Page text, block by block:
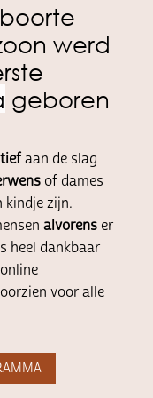
werd
geboren
aan de slag
of dames
kindje zijn.
alvorenser
heel dankbaar
voor alle